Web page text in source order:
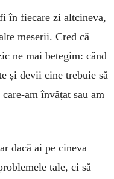
în fiecare zi altcineva,
meserii. Cred că
ne mai betegim: când
și devii cine trebuie să
am învățat sau am
dacă ai pe cineva
tale, ci să